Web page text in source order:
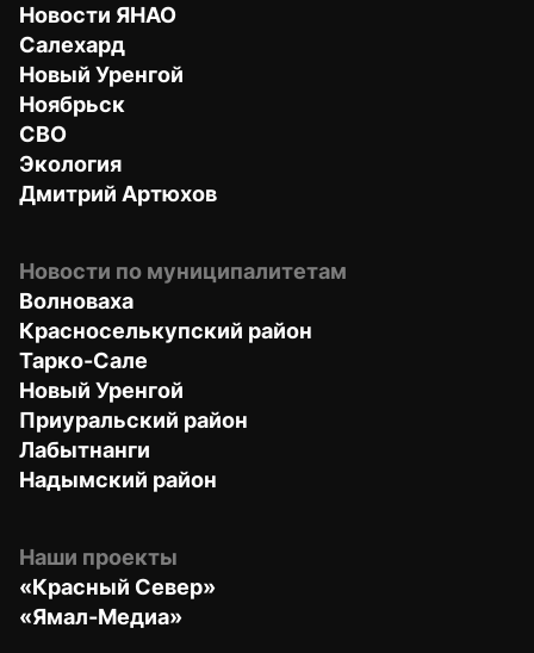
Новости ЯНАО
Салехард
Новый Уренгой
Ноябрьск
СВО
Экология
Дмитрий Артюхов
Новости по муниципалитетам
Волноваха
Красноселькупский район
Тарко-Сале
Новый Уренгой
Приуральский район
Лабытнанги
Надымский район
Наши проекты
«Красный Север»
«Ямал-Медиа»